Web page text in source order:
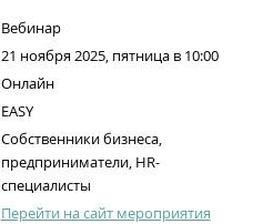
Вебинар
21 ноября 2025, пятница в 10:00
Онлайн
EASY
Собственники бизнеса,
предприниматели, HR-
специалисты
Перейти на сайт мероприятия